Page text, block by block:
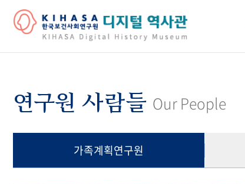
연구원 사람들 Our People
가족계획연구원